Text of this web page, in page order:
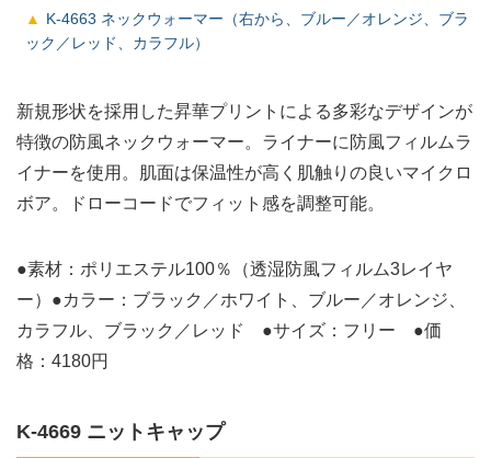
K-4663 ネックウォーマー（右から、ブルー／オレンジ、ブラ
ック／レッド、カラフル）
新規形状を採用した昇華プリントによる多彩なデザインが
特徴の防風ネックウォーマー。ライナーに防風フィルムラ
イナーを使用。肌面は保温性が高く肌触りの良いマイクロ
ボア。ドローコードでフィット感を調整可能。
●素材：ポリエステル100％（透湿防風フィルム3レイヤ
ー）●カラー：ブラック／ホワイト、ブルー／オレンジ、
カラフル、ブラック／レッド ●サイズ：フリー ●価
格：4180円
K-4669 ニットキャップ